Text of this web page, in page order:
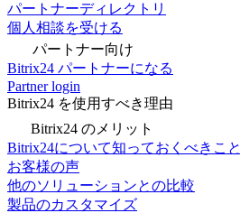
パートナーディレクトリ
個人相談を受ける
パートナー向け
Bitrix24 パートナーになる
Partner login
Bitrix24 を使用すべき理由
Bitrix24 のメリット
Bitrix24について知っておくべきこと
お客様の声
他のソリューションとの比較
製品のカスタマイズ